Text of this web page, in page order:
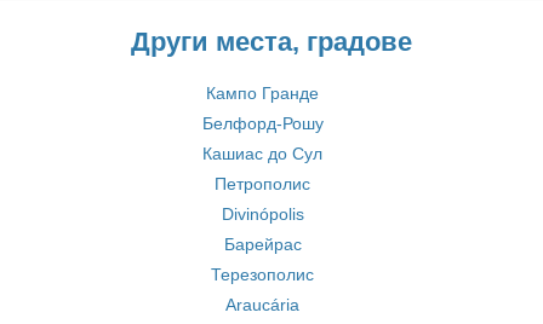
Други места, градове
Кампо Гранде
Белфорд-Рошу
Кашиас до Сул
Петрополис
Divinópolis
Барейрас
Терезополис
Araucária